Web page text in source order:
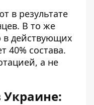
в результате
В то же
в действующих
40% состава.
а не